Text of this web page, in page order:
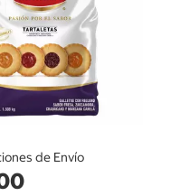
de Envío